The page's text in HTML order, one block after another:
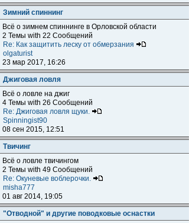
Зимний спиннинг
Всё о зимнем спиннинге в Орловской области
2 Темы with 22 Сообщений
Re: Как защитить леску от обмерзания
olgaturist
23 мар 2017, 16:26
Джиговая ловля
Всё о ловле на джиг
4 Темы with 26 Сообщений
Re: Джиговая ловля щуки.
Spinningist90
08 сен 2015, 12:51
Твичинг
Всё о ловле твичингом
2 Темы with 49 Сообщений
Re: Окуневые воблерочки.
misha777
01 авг 2014, 19:05
"Отводной" и другие поводковые оснастки